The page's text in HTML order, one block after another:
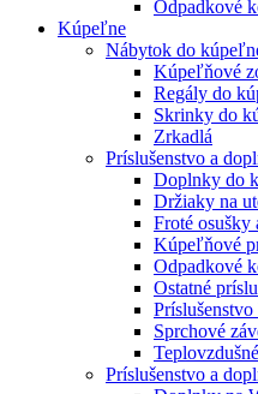
Odpadkové
Kúpeľne
Nábytok do
Kúpeľňové
Regály do
Skrinky do
Zrkadlá
Príslušenstvo a
Doplnky do
Držiaky na
Froté osušky
Kúpeľňové
Odpadkové
Ostatné
Sprchové
Príslušenstvo a